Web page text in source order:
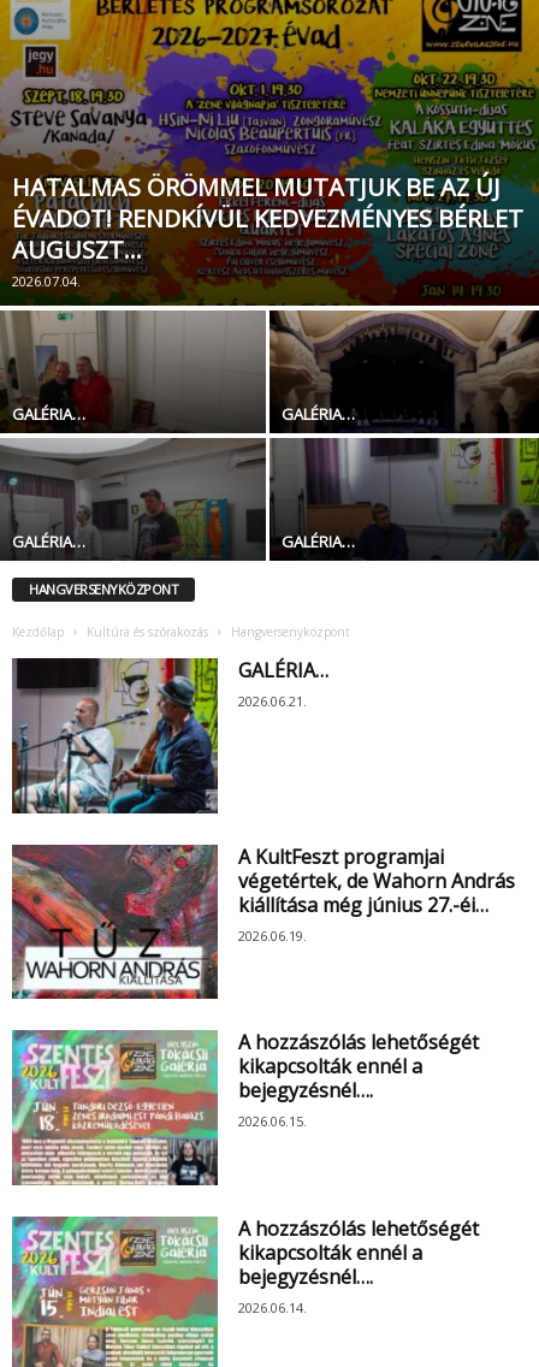
HATALMAS ÖRÖMMEL MUTATJUK BE AZ ÚJ
ÉVADOT! RENDKÍVÜL KEDVEZMÉNYES BÉRLET
AUGUSZT…
2026.07.04.
GALÉRIA… GALÉRIA…
GALÉRIA… GALÉRIA…
HANGVERSENYKÖZPONT
Kezdőlap Kultúra és szórakozás Hangversenyközpont
GALÉRIA…
2026.06.21.
A KultFeszt programjai
végetértek, de Wahorn András
kiállítása még június 27.-éi…
2026.06.19.
A hozzászólás lehetőségét
kikapcsolták ennél a
bejegyzésnél….
2026.06.15.
A hozzászólás lehetőségét
kikapcsolták ennél a
bejegyzésnél….
2026.06.14.